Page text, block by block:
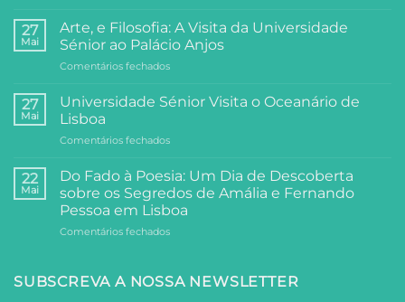
do
Centro
Comunitário:
Dois
de
e
27
Mai
Arte, e Filosofia: A Visita da Universidade
Sénior ao Palácio Anjos
Comentários fechadosem
e
Filosofia:
Visita
Universidade
Sénior
Palácio
Anjos
27
Mai
Universidade Sénior Visita o Oceanário de
Lisboa
Comentários fechadosem
Sénior
Visita
o
Oceanário
de
22
Mai
Do Fado à Poesia: Um Dia de Descoberta
sobre os Segredos de Amália e Fernando
Pessoa em Lisboa
Comentários fechadosem
à
SUBSCREVA A NOSSA NEWSLETTER